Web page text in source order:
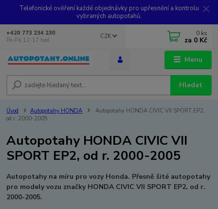
Telefonické ověření každé objednávky pro upřesnění a kontrolu
vybraných autopotahů.
Menu
CZK
Hledat
+420 773 234 230
Po-Pá 12-17 hod.
0 ks
za 0 Kč
Úvod Autopotahy HONDA
Autopotahy HONDA CIVIC VII SPORT EP2,
od r. 2000-2005
Autopotahy HONDA CIVIC VII
SPORT EP2, od r. 2000-2005
Autopotahy na míru pro vozy Honda. Přesně šité autopotahy
pro modely vozu značky HONDA CIVIC VII SPORT EP2, od r.
2000-2005.